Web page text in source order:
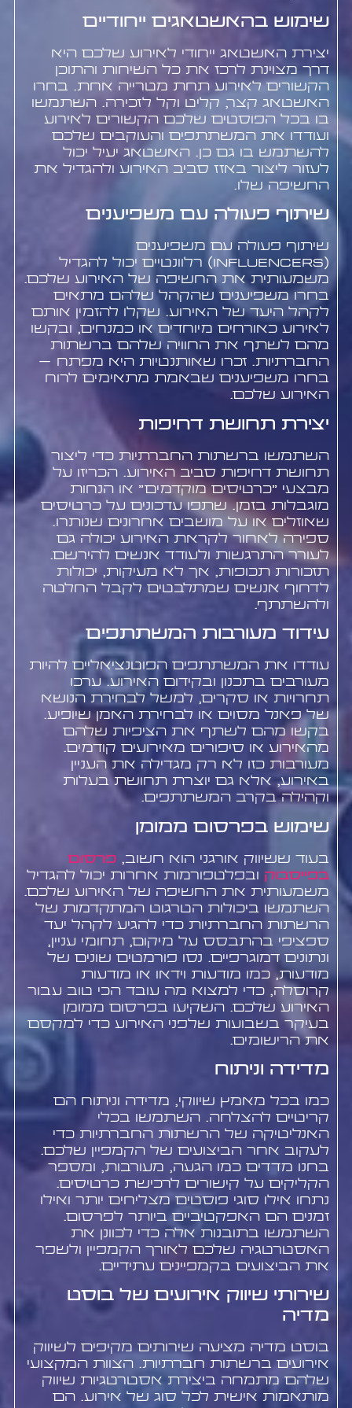
שימוש בהאשטאגים ייחודיים
יצירת האשטאג ייחודי לאירוע שלכם היא
דרך מצוינת לרכז את כל השיחות והתוכן
הקשורים לאירוע תחת מטרייה אחת. בחרו
האשטאג קצר, קליט וקל לזכירה. השתמשו
בו בכל הפוסטים שלכם הקשורים לאירוע
ועודדו את המשתתפים והעוקבים שלכם
להשתמש בו גם כן. האשטאג יעיל יכול
לעזור ליצור באזז סביב האירוע ולהגדיל את
החשיפה שלו.
שיתוף פעולה עם משפיענים
שיתוף פעולה עם משפיענים
(influencers) רלוונטיים יכול להגדיל
משמעותית את החשיפה של האירוע שלכם.
בחרו משפיענים שהקהל שלהם מתאים
לקהל היעד של האירוע. שקלו להזמין אותם
לאירוע כאורחים מיוחדים או כמנחים, ובקשו
מהם לשתף את החוויה שלהם ברשתות
החברתיות. זכרו שאותנטיות היא מפתח –
בחרו משפיענים שבאמת מתאימים לרוח
האירוע שלכם.
יצירת תחושת דחיפות
השתמשו ברשתות החברתיות כדי ליצור
תחושת דחיפות סביב האירוע. הכריזו על
מבצעי "כרטיסים מוקדמים" או הנחות
מוגבלות בזמן. שתפו עדכונים על כרטיסים
שאוזלים או על מושבים אחרונים שנותרו.
ספירה לאחור לקראת האירוע יכולה גם
לעורר התרגשות ולעודד אנשים להירשם.
תזכורות תכופות, אך לא מעיקות, יכולות
לדחוף אנשים שמתלבטים לקבל החלטה
ולהשתתף.
עידוד מעורבות המשתתפים
עודדו את המשתתפים הפוטנציאליים להיות
מעורבים בתכנון ובקידום האירוע. ערכו
תחרויות או סקרים, למשל לבחירת הנושא
של פאנל מסוים או לבחירת האמן שיופיע.
בקשו מהם לשתף את הציפיות שלהם
מהאירוע או סיפורים מאירועים קודמים.
מעורבות כזו לא רק מגדילה את העניין
באירוע, אלא גם יוצרת תחושת בעלות
וקהילה בקרב המשתתפים.
שימוש בפרסום ממומן
בעוד ששיווק אורגני הוא חשוב, פרסום
בפייסבוק ובפלטפורמות אחרות יכול להגדיל
משמעותית את החשיפה של האירוע שלכם.
השתמשו ביכולות הטרגוט המתקדמות של
הרשתות החברתיות כדי להגיע לקהל יעד
ספציפי בהתבסס על מיקום, תחומי עניין,
ונתונים דמוגרפיים. נסו פורמטים שונים של
מודעות, כמו מודעות וידאו או מודעות
קרוסלה, כדי למצוא מה עובד הכי טוב עבור
האירוע שלכם. השקיעו בפרסום ממומן
בעיקר בשבועות שלפני האירוע כדי למקסם
את הרישומים.
מדידה וניתוח
כמו בכל מאמץ שיווקי, מדידה וניתוח הם
קריטיים להצלחה. השתמשו בכלי
האנליטיקה של הרשתות החברתיות כדי
לעקוב אחר הביצועים של הקמפיין שלכם.
בחנו מדדים כמו הגעה, מעורבות, ומספר
הקליקים על קישורים לרכישת כרטיסים.
נתחו אילו סוגי פוסטים מצליחים יותר ואילו
זמנים הם האפקטיביים ביותר לפרסום.
השתמשו בתובנות אלה כדי לכוונן את
האסטרטגיה שלכם לאורך הקמפיין ולשפר
את הביצועים בקמפיינים עתידיים.
שירותי שיווק אירועים של בוסט
מדיה
בוסט מדיה מציעה שירותים מקיפים לשיווק
אירועים ברשתות חברתיות. הצוות המקצועי
שלהם מתמחה ביצירת אסטרטגיות שיווק
מותאמות אישית לכל סוג של אירוע. הם